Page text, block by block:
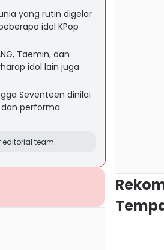
yang rutin digelar
idol KPop
Taemin, dan
idol lain juga
Seventeen dinilai
performa
team.